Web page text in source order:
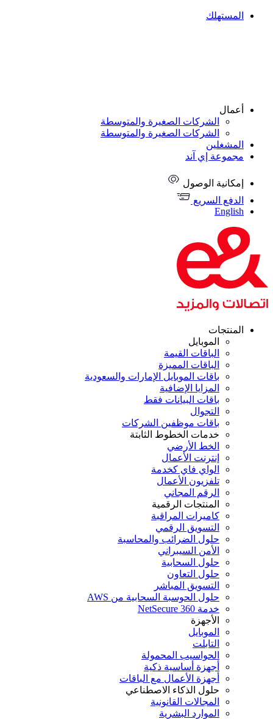
المستهلك
أعمال
الشركات الصغيرة والمتوسطة
الشركات الصغيرة والمتوسطة
المشغلين
مجموعة إي آند
إمكانية الوصول
الدفع السريع
English
المنتجات
الموبايل
الباقات القيمة
الباقات المميزة
باقات الموبايل الإمارات والسعودية
المزايا الإضافية
باقات البيانات فقط
التجوال
باقات موظفين الشركات
خدمات الخطوط الثابتة
الخط الأرضي
إنترنت الأعمال
الواي فاي كخدمة
تلفزيون الأعمال
الرقم المجاني
المنتجات الرقمية
كاميرات المراقبة
التسويق الرقمي
حلول الضرائب والمحاسبة
الأمن السيبراني
حلول السحابية
حلول التعاون
التسويق المباشر
حلول الحوسبة السحابية من AWS
خدمة NetSecure 360
الأجهزة
الموبايل
التابلت
الحواسيب المحمولة
أجهزة أساسية ذكية
أجهزة الأعمال مع الباقات
حلول الذكاء الاصطناعي
المجالات القانونية
الموارد البشرية